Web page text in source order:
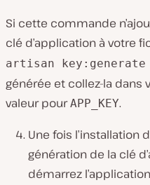
Si cette commande
clé d’application à votre
artisan key:generate
générée et collez-la dans
valeur pourAPP_KEY.
Une fois l’installation
génération de la clé
démarrez